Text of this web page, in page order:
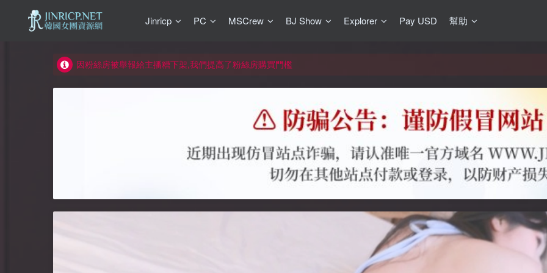
Jinricp PC MSCrew BJ Show Explorer Pay USD 幫助
如何獲得 Jinricp.net 網站邀請碼
因粉絲房被舉報給主播糟下架,我們提高了粉絲房購買門檻
所有ED2K連結僅支援115網盤/PikPak網盤，其它網盤均不支援
正版宣告: 警惕盜版網站冒充 Jinricp.net [20260605更新]